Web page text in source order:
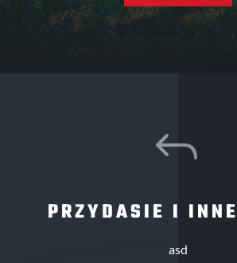
J
PRZYDASIE I
asd